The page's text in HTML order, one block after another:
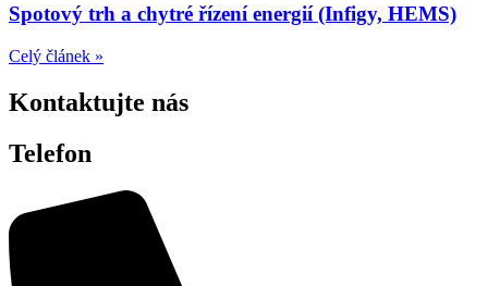
Spotový trh a chytré řízení energií (Infigy, HEMS)
Celý článek »
Kontaktujte nás
Telefon